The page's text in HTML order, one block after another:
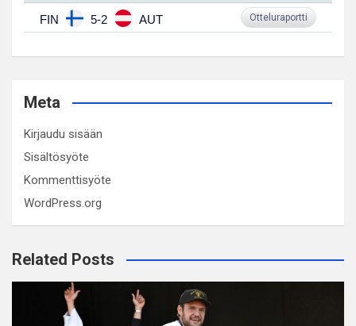
FIN 5-2 AUT Otteluraportti
Meta
Kirjaudu sisään
Sisältösyöte
Kommenttisyöte
WordPress.org
Related Posts